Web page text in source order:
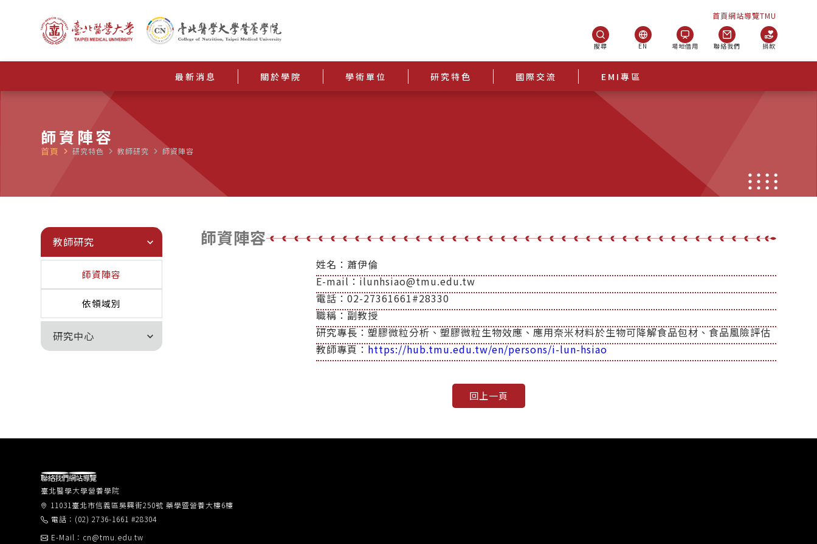
首頁網站導覽TMU
搜尋 EN 場地借用 聯絡我們 捐款
最新消息 關於學院 學術單位 研究特色 國際交流 EMI專區
師資陣容
首頁 navigate_next 研究特色 navigate_next 教師研究 navigate_next 師資陣容
教師研究 expand_more
師資陣容
依領域別
研究中心 expand_more
師資陣容
姓名：蕭伊倫
E-mail：ilunhsiao@tmu.edu.tw
電話：02-27361661#28330
職稱：副教授
研究專長：塑膠微粒分析、塑膠微粒生物效應、應用奈米材料於生物可降解食品包材、食品風險評估
教師專頁： https://hub.tmu.edu.tw/en/persons/i-lun-hsiao
臺北醫學大學營養學院
11031臺北市信義區吳興街250號 藥學暨營養大樓6樓
電話：(02) 2736-1661 #28304
E-Mail：cn@tmu.edu.tw
聯絡我們網站導覽